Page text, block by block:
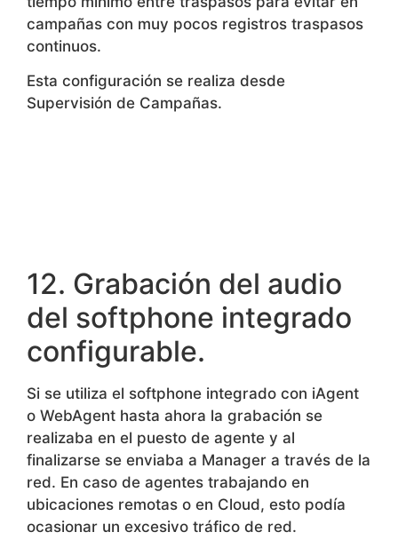
Esta configuración se realiza desde
Supervisión de Campañas.
12. Grabación del audio
realizaba en el puesto de agente y al
finalizarse se enviaba a Manager a través de la
red. En caso de agentes trabajando en
ubicaciones remotas o en Cloud, esto podía
ocasionar un excesivo tráfico de red.
Se ha añadido la opción para configurar el
modo de grabación a usar por el softphone
integrado, se puede escoger entre la opción
“Softphone” para generar la grabación en el
puesto agente o “Server” para generar la
grabación desde el servidor Asterisk,
habitualmente ubicado en la misma red que el